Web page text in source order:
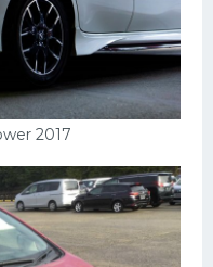
2017